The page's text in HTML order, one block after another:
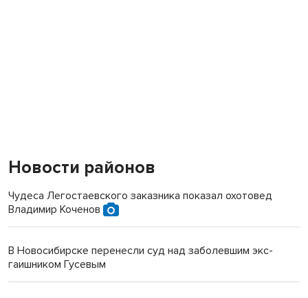
Новости районов
Чудеса Легостаевского заказника показал охотовед
Владимир Коченов
В Новосибирске перенесли суд над заболевшим экс-
гаишником Гусевым